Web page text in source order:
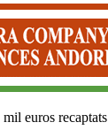
euros recaptats